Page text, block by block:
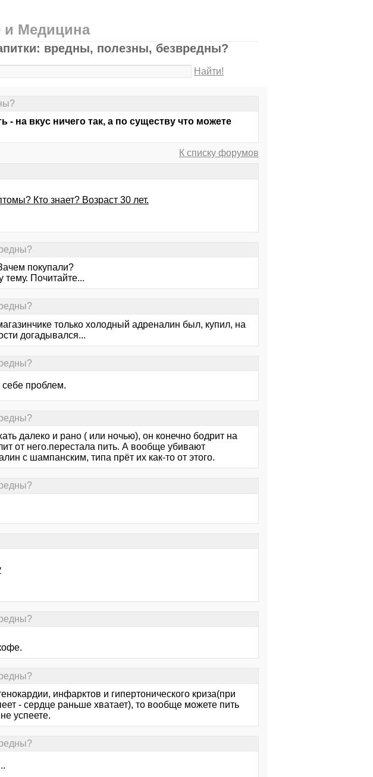
и Медицина
вредны, полезны, безвредны?
Найти!
на вкус ничего так, а по существу что можете
К списку форумов
Кто знает? Возраст 30 лет.
покупали?
тему. Почитайте...
только холодный адреналин был, купил, на
догадывался...
проблем.
далеко и рано ( или ночью), он конечно бодрит на
от него.перестала пить. А вообще убивают
с шампанским, типа прёт их как-то от этого.
инфарктов и гипертонического криза(при
- сердце раньше хватает), то вообще можете пить
успеете.